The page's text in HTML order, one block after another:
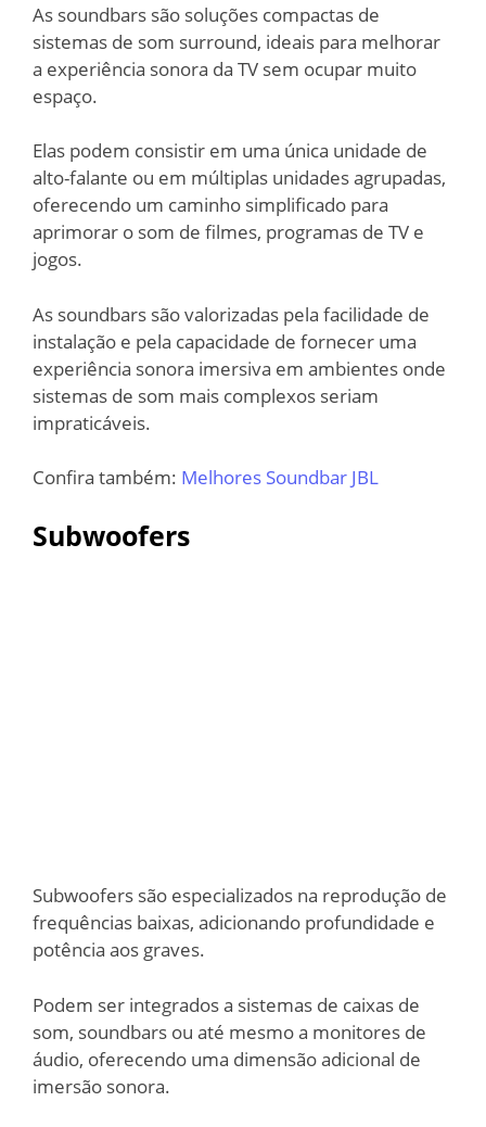
As soundbars são soluções compactas de
sistemas de som surround, ideais para melhorar
a experiência sonora da TV sem ocupar muito
espaço.
Elas podem consistir em uma única unidade de
alto-falante ou em múltiplas unidades agrupadas,
oferecendo um caminho simplificado para
aprimorar o som de filmes, programas de TV e
jogos.
As soundbars são valorizadas pela facilidade de
instalação e pela capacidade de fornecer uma
experiência sonora imersiva em ambientes onde
sistemas de som mais complexos seriam
impraticáveis.
Confira também: Melhores Soundbar JBL
Subwoofers
Subwoofers são especializados na reprodução de
frequências baixas, adicionando profundidade e
potência aos graves.
Podem ser integrados a sistemas de caixas de
som, soundbars ou até mesmo a monitores de
áudio, oferecendo uma dimensão adicional de
imersão sonora.